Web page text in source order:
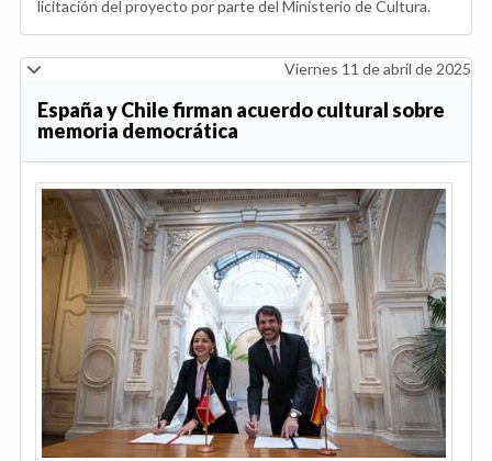
licitación del proyecto por parte del Ministerio de Cultura.
Viernes 11 de abril de 2025
España y Chile firman acuerdo cultural sobre
memoria democrática